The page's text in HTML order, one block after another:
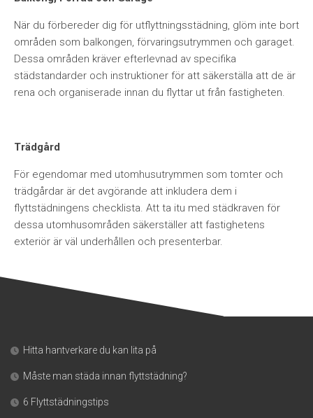
När du förbereder dig för utflyttningsstädning, glöm inte bort
områden som balkongen, förvaringsutrymmen och garaget.
Dessa områden kräver efterlevnad av specifika
städstandarder och instruktioner för att säkerställa att de är
rena och organiserade innan du flyttar ut från fastigheten.
Trädgård
För egendomar med utomhusutrymmen som tomter och
trädgårdar är det avgörande att inkludera dem i
flyttstädningens checklista. Att ta itu med städkraven för
dessa utomhusområden säkerställer att fastighetens
exteriör är väl underhållen och presenterbar.
Hitta hantverkare du kan lita på
Måste man städa innan flyttstädning?
6 Flyttstädningstips